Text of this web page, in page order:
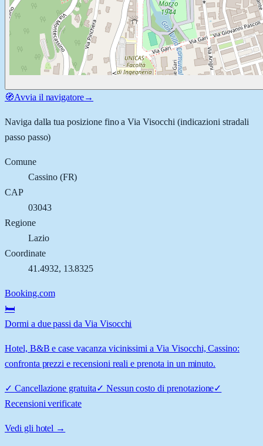
🧭Avvia il navigatore→
Naviga dalla tua posizione fino aVia Visocchi (indicazioni stradali
passo passo)
Comune
Cassino(FR)
CAP
03043
Regione
Lazio
Coordinate
41.4932, 13.8325
Booking.com
🛏️
Dormi a due passi da Via Visocchi
Hotel, B&B e case vacanza vicinissimi a Via Visocchi, Cassino:
confronta prezzi e recensioni reali e prenota in un minuto.
✓ Cancellazione gratuita✓ Nessun costo di prenotazione✓
Recensioni verificate
Vedi gli hotel →